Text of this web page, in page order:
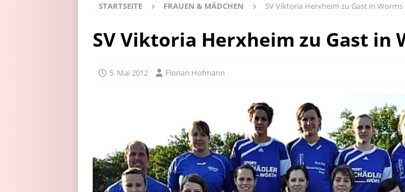
STARTSEITE FRAUEN & MÄDCHEN SV Viktoria Herxheim zu Gast in Worms
SV Viktoria Herxheim zu Gast in
5. Mai 2012 Florian Hofmann